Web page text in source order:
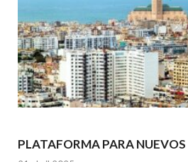
PLATAFORMA PARA